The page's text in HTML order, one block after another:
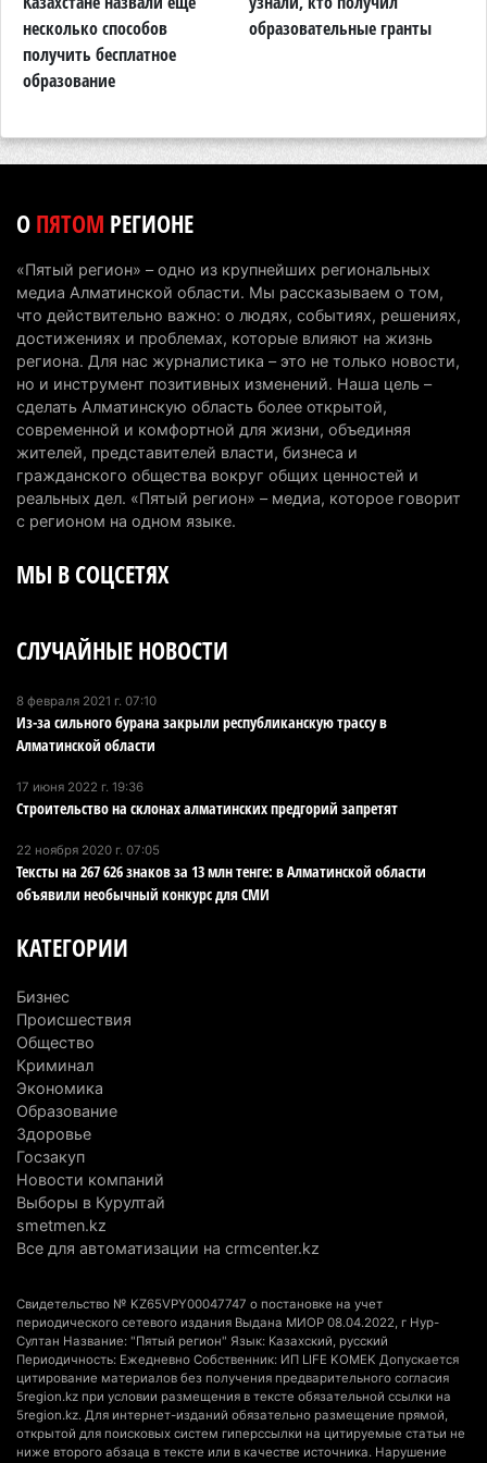
увидеть долги своего дома в квитанциях за свет
7 августа 2026 г. 06:28
последнее слово
Проезд по БАКАД резко подорожал: в
тарифы
6 августа 2026 г. 14:36 229
Сильнейшие дзюдоисты мира приехали на
сборы в Алматинскую область
6 августа 2026 г. 12:12
Первый раз с ИИ в первый класс: казахстанских
первоклассников начнут учить искусственному
интеллекту
Казахстанцы назвали доход, при котором не
6 августа 2026 г. 09:52
Пожар в Аксайском ущелье под Алматы
полностью ликвидирован спустя три дня
6 августа 2026 г. 08:51
Минэкологии опровергло фото тигра возле села
5 августа 2026 г. 17:06
Казахстан стал лидером Центральной Азии в
5 августа 2026 г. 13:55
Казахстан может начать выпуск экологичного
топлива для самолетов: пилотный проект
запустят в Алатау
5 августа 2026 г. 12:32
Туриста с тяжелыми травмами эвакуировали в
горах Алматинской области после камнепада
Хозяина собак, едва не загрызших ребенка в
5 августа 2026 г. 09:17 181
В Алматинской области запустят производство
катеров для Formula-1 H2O и откроют академию
пилотов
5 августа 2026 г. 08:29 209
несколько способов
получить бесплатное
образование
образовательные гранты
ОПЯТОМ РЕГИОНЕ
«Пятый регион» – одно из крупнейших региональных
медиа Алматинской области. Мы рассказываем о том,
что действительно важно: о людях, событиях, решениях,
достижениях и проблемах, которые влияют на жизнь
региона. Для нас журналистика – это не только новости,
но и инструмент позитивных изменений. Наша цель –
сделать Алматинскую область более открытой,
современной и комфортной для жизни, объединяя
жителей, представителей власти, бизнеса и
гражданского общества вокруг общих ценностей и
реальных дел. «Пятый регион» – медиа, которое говорит
с регионом на одном языке.
МЫ В СОЦСЕТЯХ
СЛУЧАЙНЫЕ НОВОСТИ
8 февраля 2021 г. 07:10
Из-за сильного бурана закрыли республиканскую трассу в
Алматинской области
17 июня 2022 г. 19:36
Строительство на склонах алматинских предгорий запретят
22 ноября 2020 г. 07:05
Тексты на 267 626 знаков за 13 млн тенге: в Алматинской области
объявили необычный конкурс для СМИ
КАТЕГОРИИ
Бизнес
Происшествия
Общество
Криминал
Экономика
Образование
Здоровье
Госзакуп
Новости компаний
Выборы в Курултай
smetmen.kz
Все для автоматизации на crmcenter.kz
Свидетельство № KZ65VPY00047747 о постановке на учет
периодического сетевого издания Выдана МИОР 08.04.2022, г Нур-
Султан Название: "Пятый регион" Язык: Казахский, русский
Периодичность: Ежедневно Собственник: ИП LIFE KOMEK Допускается
цитирование материалов без получения предварительного согласия
5region.kz при условии размещения в тексте обязательной ссылки на
5region.kz. Для интернет-изданий обязательно размещение прямой,
открытой для поисковых систем гиперссылки на цитируемые статьи не
ниже второго абзаца в тексте или в качестве источника. Нарушение